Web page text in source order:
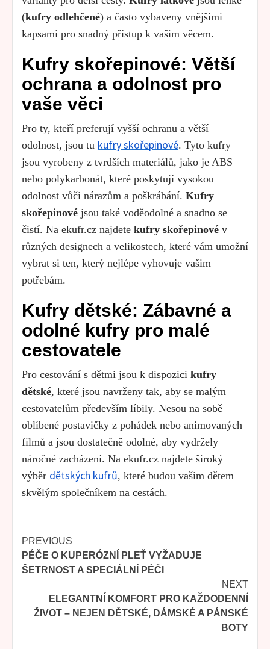
(kufry odlehčené) a často vybaveny vnějšími
kapsami pro snadný přístup k vašim věcem.
Kufry skořepinové: Větší
ochrana a odolnost pro
vaše věci
Pro ty, kteří preferují vyšší ochranu a větší
odolnost, jsou tu kufry skořepinové. Tyto kufry
jsou vyrobeny z tvrdších materiálů, jako je ABS
nebo polykarbonát, které poskytují vysokou
odolnost vůči nárazům a poškrábání. Kufry
skořepinové jsou také voděodolné a snadno se
čistí. Na ekufr.cz najdete kufry skořepinové v
různých designech a velikostech, které vám umožní
vybrat si ten, který nejlépe vyhovuje vašim
potřebám.
Kufry dětské: Zábavné a
odolné kufry pro malé
cestovatele
Pro cestování s dětmi jsou k dispozici kufry
dětské, které jsou navrženy tak, aby se malým
cestovatelům především líbily. Nesou na sobě
oblíbené postavičky z pohádek nebo animovaných
filmů a jsou dostatečně odolné, aby vydržely
náročné zacházení. Na ekufr.cz najdete široký
výběr dětských kufrů, které budou vašim dětem
skvělým společníkem na cestách.
Continue
Reading
PREVIOUS
PÉČE O KUPERÓZNÍ PLEŤ VYŽADUJE
ŠETRNOST A SPECIÁLNÍ PÉČI
NEXT
ELEGANTNÍ KOMFORT PRO KAŽDODENNÍ
ŽIVOT – NEJEN DĚTSKÉ, DÁMSKÉ A PÁNSKÉ
BOTY